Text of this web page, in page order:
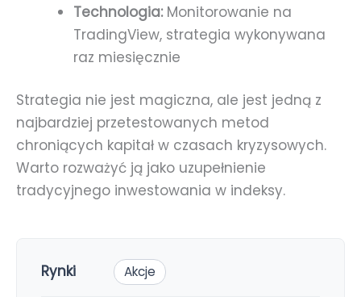
Technologia:Monitorowanie na
TradingView, strategia wykonywana
raz miesięcznie
Strategia nie jest magiczna, ale jest jedną z
najbardziej przetestowanych metod
chroniących kapitał w czasach kryzysowych.
Warto rozważyć ją jako uzupełnienie
tradycyjnego inwestowania w indeksy.
Rynki Akcje